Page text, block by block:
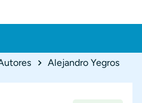
Alejandro Yegros